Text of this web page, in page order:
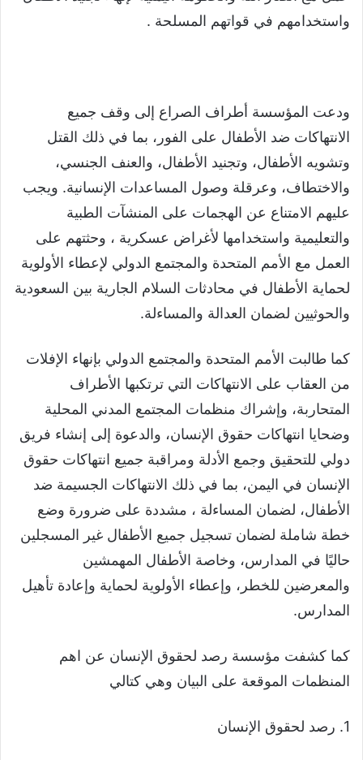
واستخدامهم في قواتهم المسلحة .
ودعت المؤسسة أطراف الصراع إلى وقف جميع
الانتهاكات ضد الأطفال على الفور، بما في ذلك القتل
وتشويه الأطفال، وتجنيد الأطفال، والعنف الجنسي،
والاختطاف، وعرقلة وصول المساعدات الإنسانية. ويجب
عليهم الامتناع عن الهجمات على المنشآت الطبية
والتعليمية واستخدامها لأغراض عسكرية ، وحثتهم على
العمل مع الأمم المتحدة والمجتمع الدولي لإعطاء الأولوية
لحماية الأطفال في محادثات السلام الجارية بين السعودية
والحوثيين لضمان العدالة والمساءلة.
كما طالبت الأمم المتحدة والمجتمع الدولي بإنهاء الإفلات
من العقاب على الانتهاكات التي ترتكبها الأطراف
المتحاربة، وإشراك منظمات المجتمع المدني المحلية
وضحايا انتهاكات حقوق الإنسان، والدعوة إلى إنشاء فريق
دولي للتحقيق وجمع الأدلة ومراقبة جميع انتهاكات حقوق
الإنسان في اليمن، بما في ذلك الانتهاكات الجسيمة ضد
الأطفال، لضمان المساءلة ، مشددة على ضرورة وضع
خطة شاملة لضمان تسجيل جميع الأطفال غير المسجلين
حاليًا في المدارس، وخاصة الأطفال المهمشين
والمعرضين للخطر، وإعطاء الأولوية لحماية وإعادة تأهيل
المدارس.
كما كشفت مؤسسة رصد لحقوق الإنسان عن اهم
المنظمات الموقعة على البيان وهي كتالي
1. رصد لحقوق الإنسان